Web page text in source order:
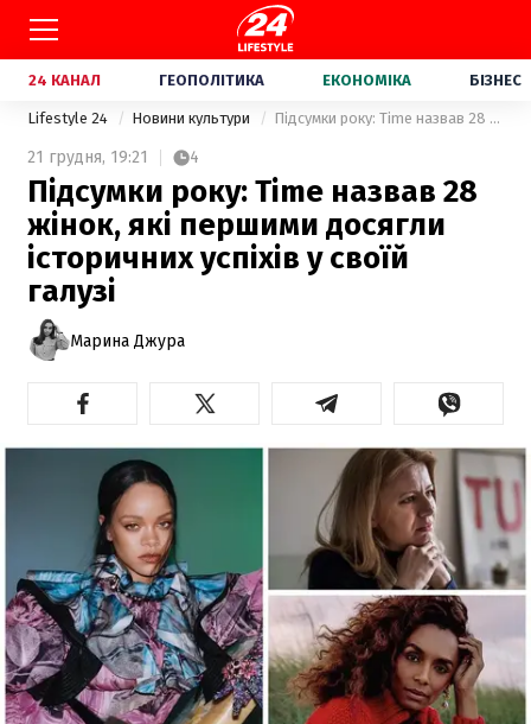
24 КАНАЛ ГЕОПОЛІТИКА ЕКОНОМІКА БІЗНЕС
Lifestyle 24 Новини культури Підсумки року: Time назвав 28 жінок, які першими досягли історичних успіхів у своїй галузі
21 грудня, 19:21 4
Підсумки року: Time назвав 28
жінок, які першими досягли
історичних успіхів у своїй
галузі
Марина Джура